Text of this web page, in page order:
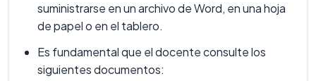
suministrarse en un archivo de Word, en una hoja
de papel o en el tablero.
Es fundamental que el docente consulte los
siguientes documentos: